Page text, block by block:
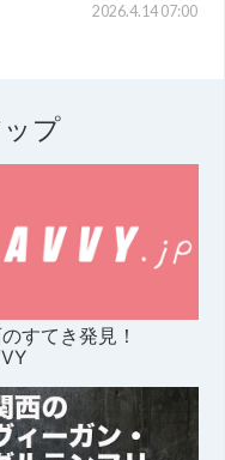
2026.4.14 07:00
プ
すてき発見！